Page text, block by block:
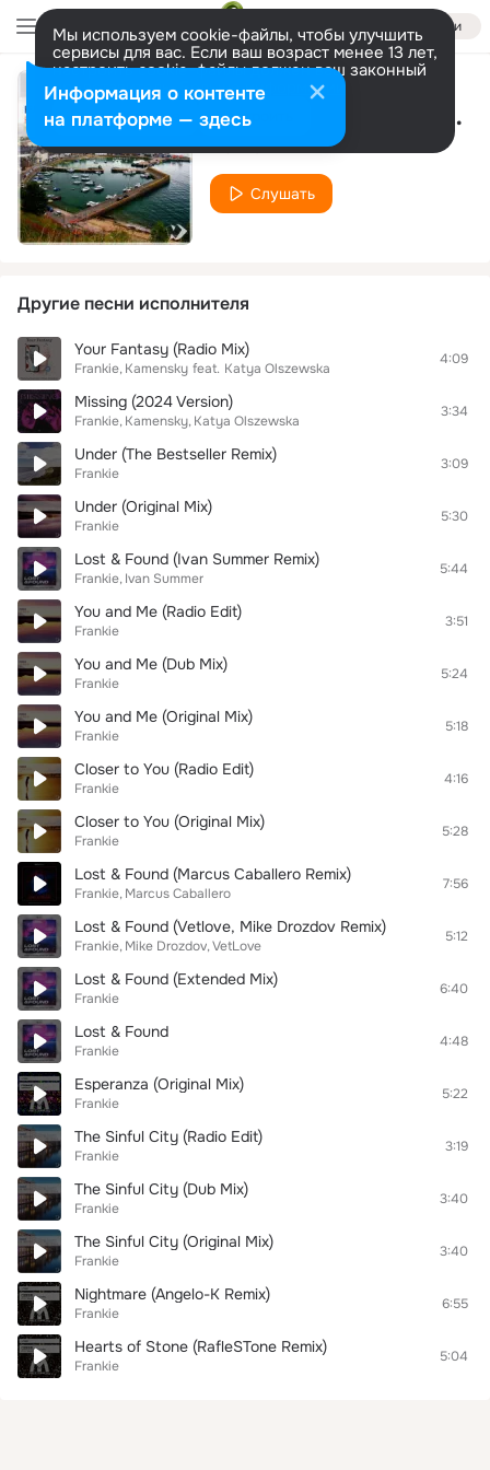
Войти
Мы используем cookie-файлы, чтобы улучшить
сервисы для вас. Если ваш возраст менее 13 лет,
настроить cookie-файлы должен ваш законный
представитель. Больше информации
Разрешить все Настроить Heart of Stone (The Husky Remix)
Frankie
Слушать
Другие песни исполнителя
Your Fantasy (Radio Mix)
Frankie Kamensky feat. Katya Olszewska
4:09
Missing (2024 Version)
Frankie Kamensky Katya Olszewska
3:34
Under (The Bestseller Remix)
Frankie
3:09
Under (Original Mix)
Frankie
5:30
Lost & Found (Ivan Summer Remix)
Frankie Ivan Summer
5:44
You and Me (Radio Edit)
Frankie
3:51
You and Me (Dub Mix)
Frankie
5:24
You and Me (Original Mix)
Frankie
5:18
Closer to You (Radio Edit)
Frankie
4:16
Closer to You (Original Mix)
Frankie
5:28
Lost & Found (Marcus Caballero Remix)
Frankie Marcus Caballero
7:56
Lost & Found (Vetlove, Mike Drozdov Remix)
Frankie Mike Drozdov VetLove
5:12
Lost & Found (Extended Mix)
Frankie
6:40
Lost & Found
Frankie
4:48
Esperanza (Original Mix)
Frankie
5:22
The Sinful City (Radio Edit)
Frankie
3:19
The Sinful City (Dub Mix)
Frankie
3:40
The Sinful City (Original Mix)
Frankie
3:40
Nightmare (Angelo-K Remix)
Frankie
6:55
Hearts of Stone (RafleSTone Remix)
Frankie
5:04
Информация о контенте
на платформе — здесь